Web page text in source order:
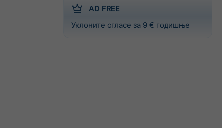
AD FREE
Уклоните огласе за 9 € годишње